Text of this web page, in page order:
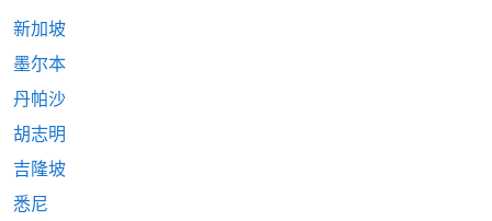
新加坡
墨尔本
丹帕沙
胡志明
吉隆坡
悉尼